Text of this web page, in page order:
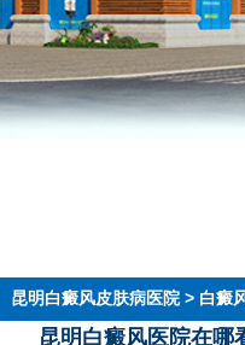
昆明白癜风皮肤病医院> 白癜
昆明白癜风医院在哪